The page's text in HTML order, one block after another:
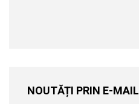
NOUTĂȚI PRIN E-MAIL